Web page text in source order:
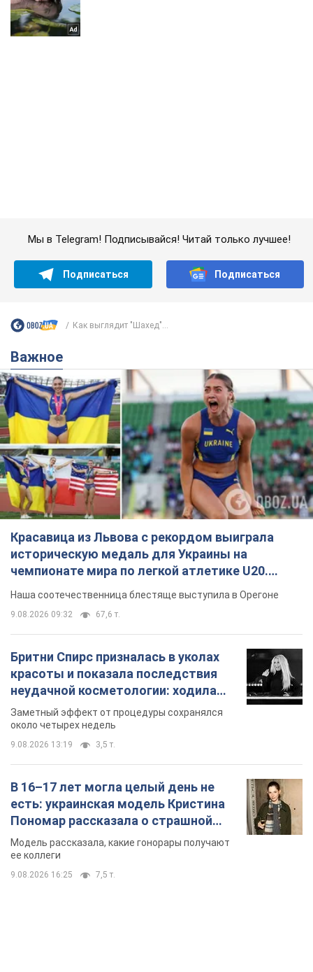
Красавица из Львова с рекордом выиграла
историческую медаль для Украины на
чемпионате мира по легкой атлетике U20.
Видео
Наша соотечественница блестяще выступила в Орегоне
9.08.2026 09:32 67,6 т.
Бритни Спирс призналась в уколах
красоты и показала последствия
неудачной косметологии: ходила
Заметный эффект от процедуры сохранялся
около четырех недель
9.08.2026 13:19
В 16–17 лет могла целый день не
есть: украинская модель Кристина
Пономар рассказала о страшной
стороне модельной карьеры
Модель рассказала, какие гонорары получают
ее коллеги
9.08.2026 16:25 7,5 т.